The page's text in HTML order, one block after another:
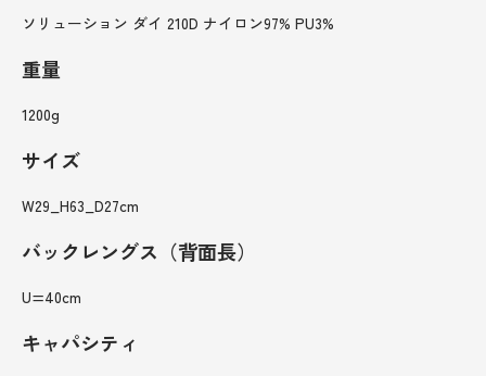
ソリューション ダイ 210D ナイロン97% PU3%
重量
1200g
サイズ
W29_H63_D27cm
バックレングス（背面長）
U=40cm
キャパシティ